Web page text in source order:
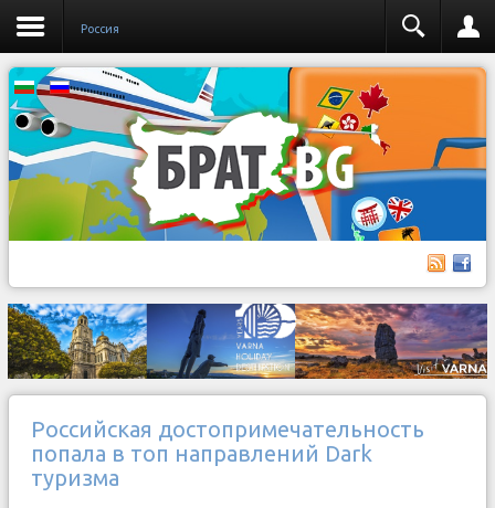
Россия
Российская достопримечательность
попала в топ направлений Dark
туризма